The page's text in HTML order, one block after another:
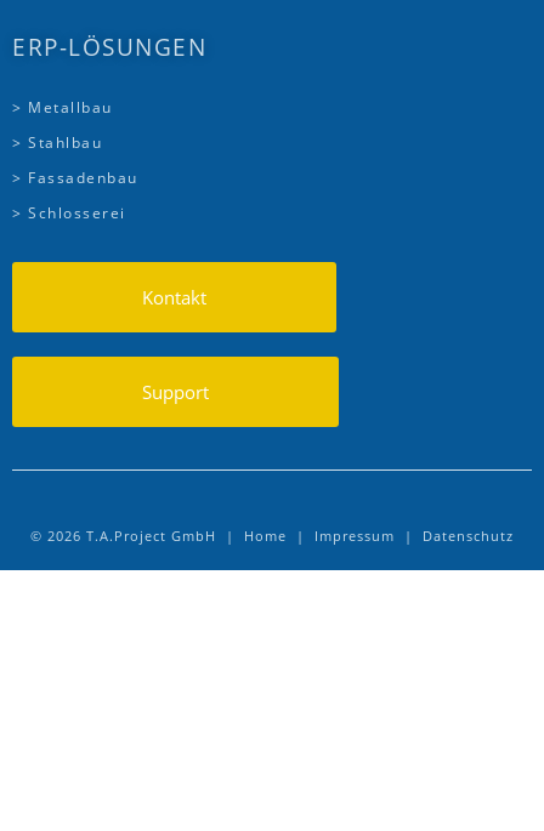
ERP-LÖSUNGEN
> Metallbau
> Stahlbau
> Fassadenbau
> Schlosserei
Kontakt
Support
© 2026 T.A.Project GmbH | Home | Impressum | Datenschutz